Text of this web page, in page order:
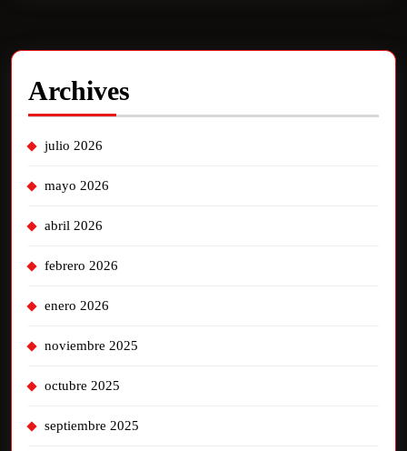
Archives
julio 2026
mayo 2026
abril 2026
febrero 2026
enero 2026
noviembre 2025
octubre 2025
septiembre 2025